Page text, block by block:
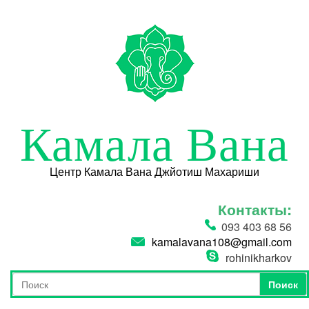
Камала Вана
Центр Камала Вана Джйотиш Махариши
Контакты:
093 403 68 56
kamalavana108@gmail.com
rohinikharkov
Форма поиска
Поиск